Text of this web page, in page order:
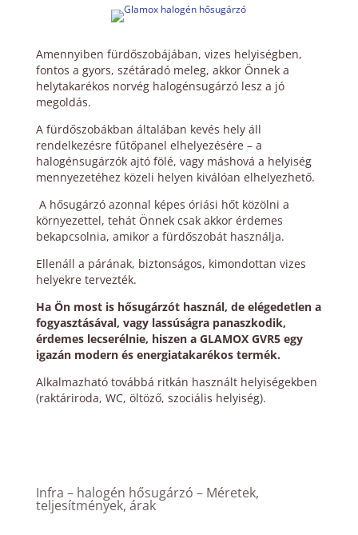
Amennyiben fürdőszobájában, vizes helyiségben,
fontos a gyors, szétáradó meleg, akkor Önnek a
helytakarékos norvég halogénsugárzó lesz a jó
megoldás.
A fürdőszobákban általában kevés hely áll
rendelkezésre fűtőpanel elhelyezésére – a
halogénsugárzók ajtó fölé, vagy máshová a helyiség
mennyezetéhez közeli helyen kiválóan elhelyezhető.
A hősugárzó azonnal képes óriási hőt közölni a
környezettel, tehát Önnek csak akkor érdemes
bekapcsolnia, amikor a fürdőszobát használja.
Ellenáll a párának, biztonságos, kimondottan vizes
helyekre tervezték.
Ha Ön most is hősugárzót használ, de elégedetlen a
fogyasztásával, vagy lassúságra panaszkodik,
érdemes lecserélnie, hiszen a GLAMOX GVR5 egy
igazán modern és energiatakarékos termék.
Alkalmazható továbbá ritkán használt helyiségekben
(raktáriroda, WC, öltöző, szociális helyiség).
Infra – halogén hősugárzó – Méretek,
teljesítmények, árak